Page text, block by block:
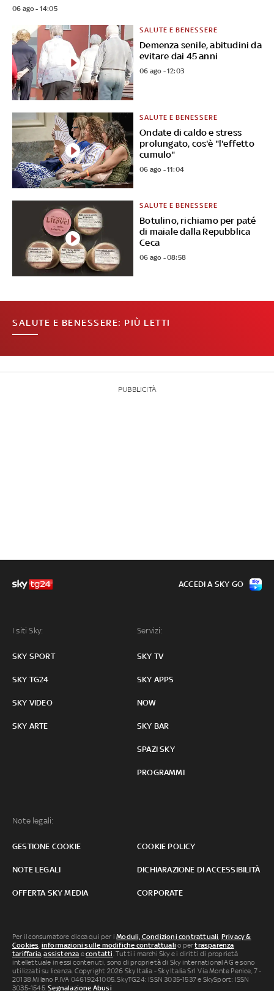
06 ago - 14:05
Demenza senile, abitudini da
evitare dai 45 anni
SALUTE E BENESSERE
06 ago - 12:03
Ondate di caldo e stress
prolungato, cos'è "l'effetto
cumulo"
SALUTE E BENESSERE
06 ago - 11:04
Botulino, richiamo per paté
di maiale dalla Repubblica
Ceca
SALUTE E BENESSERE
06 ago - 08:58
SALUTE E BENESSERE: PIÙ LETTI
PUBBLICITÀ
I siti Sky:
SKY SPORT
SKY TG24
SKY VIDEO
SKY ARTE
Servizi:
SKY TV
SKY APPS
NOW
SKY BAR
SPAZI SKY
PROGRAMMI
Note legali:
GESTIONE COOKIE COOKIE POLICY
NOTE LEGALI DICHIARAZIONE DI ACCESSIBILITÀ
OFFERTA SKY MEDIA CORPORATE
ACCEDI A SKY GO
Per il consumatore clicca qui per iModuli, Condizioni contrattuali, Privacy &
Cookies, informazioni sulle modifiche contrattuali o pertrasparenza
tariffaria,assistenza econtatti. Tutti i marchi Sky e i diritti di proprietà
intellettuale in essi contenuti, sono di proprietà di Sky international AG e sono
utilizzati su licenza. Copyright 2026 Sky Italia - Sky Italia Srl Via Monte Penice, 7 -
20138 Milano P.IVA 04619241005. SkyTG24: ISSN 3035-1537 e SkySport: ISSN
3035-1545.Segnalazione Abusi